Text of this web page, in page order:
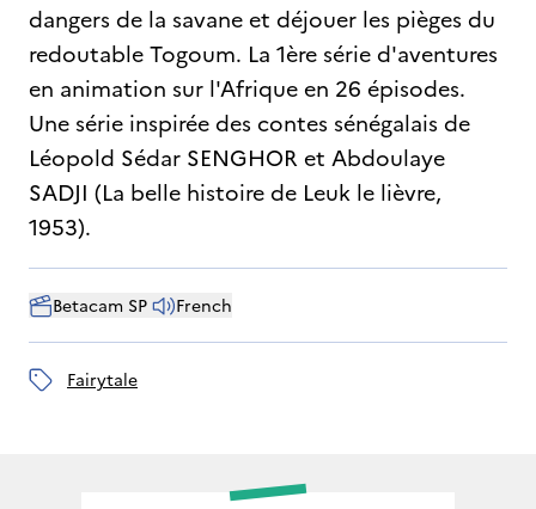
dangers de la savane et déjouer les pièges du
redoutable Togoum. La 1ère série d'aventures
en animation sur l'Afrique en 26 épisodes.
Une série inspirée des contes sénégalais de
Léopold Sédar SENGHOR et Abdoulaye
SADJI (La belle histoire de Leuk le lièvre,
1953).
Betacam SP French
fairytale